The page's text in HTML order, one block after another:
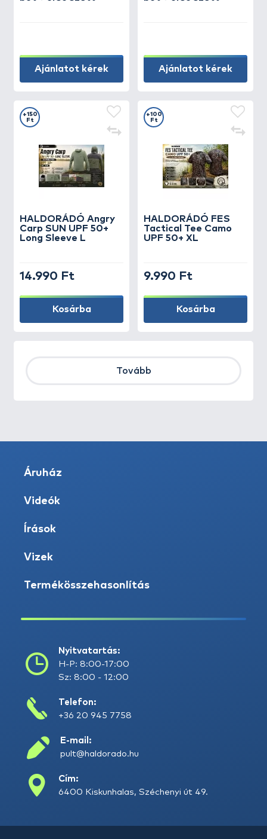
Ajánlatot kérek Ajánlatot kérek
HALDORÁDÓ Angry
Carp SUN UPF 50+
Long Sleeve L
+150
Ft
14.990 Ft
Kosárba
HALDORÁDÓ FES
Tactical Tee Camo
UPF 50+ XL
+100
Ft
9.990 Ft
Kosárba
Tovább
Áruház
Videók
Írások
Vizek
Termékösszehasonlítás
Nyitvatartás:
H-P: 8:00-17:00
Sz: 8:00 - 12:00
Telefon:
+36 20 945 7758
E-mail:
pult@haldorado.hu
Cím:
6400 Kiskunhalas, Széchenyi út 49.